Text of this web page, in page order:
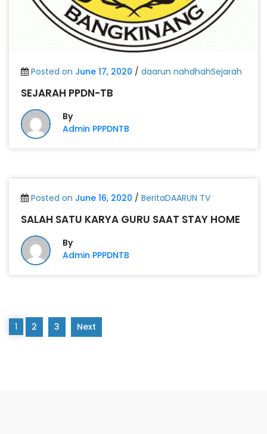
Posted on June 17, 2020 / daarun nahdhahSejarah
SEJARAH PPDN-TB
By
Admin PPPDNTB
Posted on June 16, 2020 / BeritaDAARUN TV
SALAH SATU KARYA GURU SAAT STAY HOME
By
Admin PPPDNTB
1 2 3 Next